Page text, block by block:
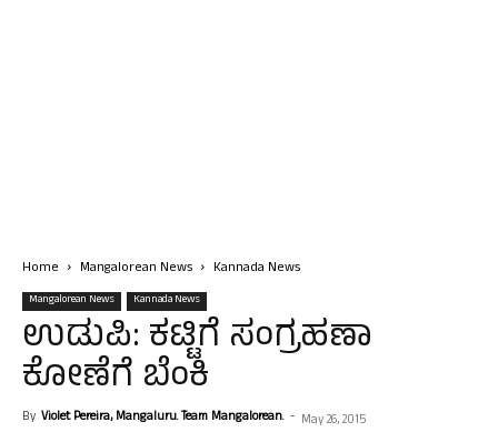
Home Mangalorean News Kannada News
Mangalorean News Kannada News
ಉಡುಪಿ: ಕಟ್ಟಿಗೆ ಸಂಗ್ರಹಣಾ
ಕೋಣೆಗೆ ಬೆಂಕಿ
By Violet Pereira, Mangaluru. Team Mangalorean. - May 26, 2015